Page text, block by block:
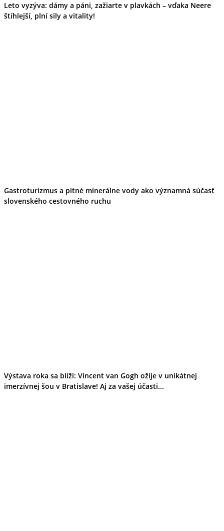
Leto vyzýva: dámy a páni, zažiarte v plavkách – vďaka Neere
štíhlejší, plní sily a vitality!
Gastroturizmus a pitné minerálne vody ako významná súčasť
slovenského cestovného ruchu
Výstava roka sa blíži: Vincent van Gogh ožije v unikátnej
imerzívnej šou v Bratislave! Aj za vašej účasti...